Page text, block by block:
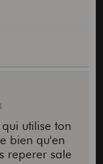
utilise ton
bien qu'en
reperer sale